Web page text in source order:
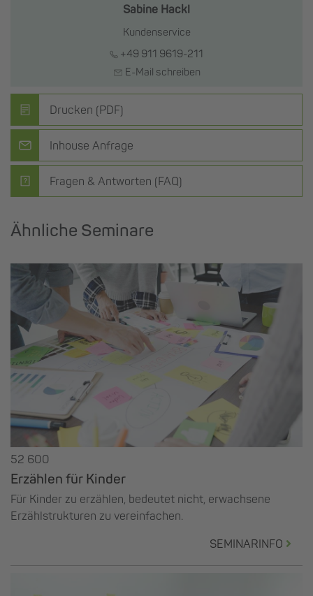
Sabine Hackl
Kundenservice
+49 911 9619-211
E-Mail schreiben
Drucken (PDF)
Inhouse Anfrage
Fragen & Antworten (FAQ)
Ähnliche Seminare
52 600
Erzählen für Kinder
Für Kinder zu erzählen, bedeutet nicht, erwachsene
Erzählstrukturen zu vereinfachen.
SEMINARINFO